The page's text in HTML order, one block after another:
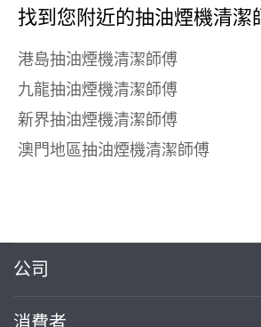
找到您附近的抽油煙機清潔
港島抽油煙機清潔師傅
九龍抽油煙機清潔師傅
新界抽油煙機清潔師傅
澳門地區抽油煙機清潔師傅
公司
消費者